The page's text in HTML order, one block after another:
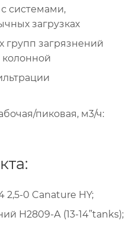
системами,
загрузках
групп загрязнений
пиковая, м3/ч:
2,5-0 Canature HY;
H2809-А (13-14”tanks);